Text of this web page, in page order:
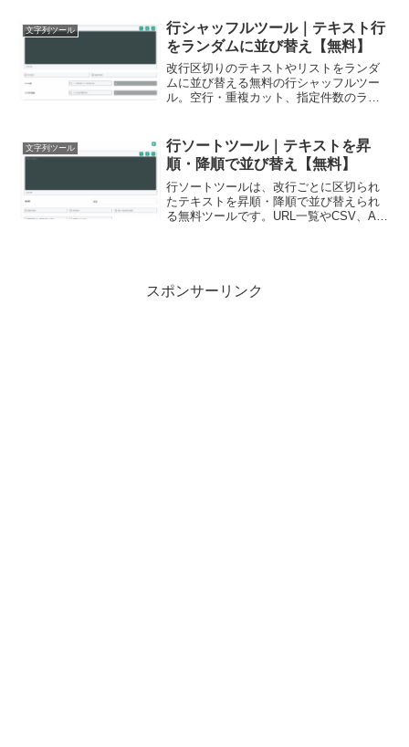
タを送信しないため、テストデータや商
品コード作成も安心です。
文字列ツール
行シャッフルツール｜テキスト行
をランダムに並び替え【無料】
改行区切りのテキストやリストをランダ
ムに並び替える無料の行シャッフルツー
ル。空行・重複カット、指定件数のラン
採用で公平な抽選や席替え、データ前処
理に最適。
文字列ツール
行ソートツール｜テキストを昇
順・降順で並び替え【無料】
行ソートツールは、改行ごとに区切られ
たテキストを昇順・降順で並び替えられ
る無料ツールです。URL一覧やCSV、AI
スポンサーリンク